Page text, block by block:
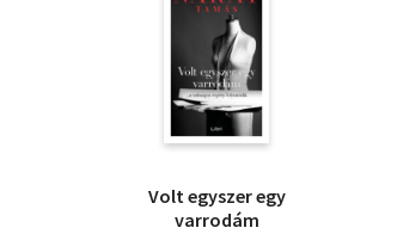
Volt egyszer egy
varrodám